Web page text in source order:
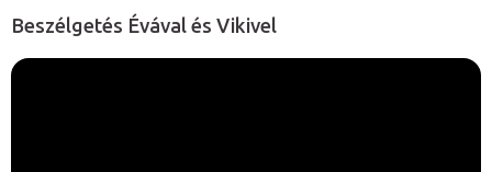
Beszélgetés Évával és Vikivel